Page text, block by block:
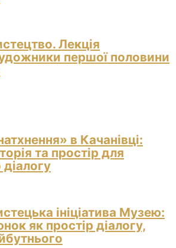
Лекція
першої половини
в Качанівці:
та простір для
ініціатива Музею:
як простір діалогу,